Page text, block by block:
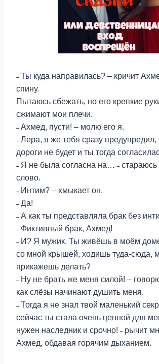
˗ Ты куда направилась? – кричит
спину.
Пытаюсь сбежать, но его крепкие
сжимают мои плечи.
˗ Ахмед, пусти! – молю его я.
˗ Лера, я же тебя сразу предупредил,
дороги не будет и ты тогда
˗ Я не была согласна на… ˗ стараюсь
слово.
˗ Интим? – хмыкает он.
˗ Да!
˗ А как ты представляла брак без
˗ Фиктивный брак, Ахмед!
˗ И? Я мужик. Ты живёшь в моём
со мной крышей, ходишь туда-сюда,
прикажешь делать?
˗ Ну не брать же меня силой! –
как слёзы начинают душить меня.
˗ Тогда я не знал твой маленький
сейчас ты стала очень ценной для
нужен наследник и срочно! ˗ рычит
Ахмед, обдавая горячим дыханием.